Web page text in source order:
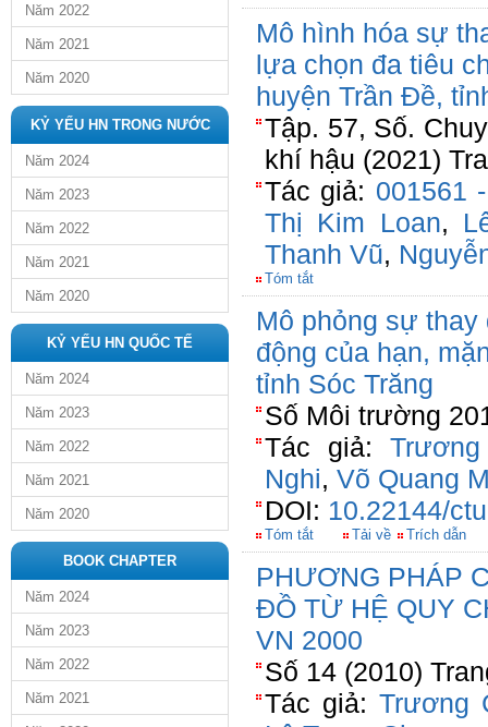
Năm 2022
Năm 2021
Năm 2020
KỶ YẾU HN TRONG NƯỚC
Năm 2024
Năm 2023
Năm 2022
Năm 2021
Năm 2020
KỶ YẾU HN QUỐC TẾ
Năm 2024
Năm 2023
Năm 2022
Năm 2021
Năm 2020
BOOK CHAPTER
Năm 2024
Năm 2023
Năm 2022
Năm 2021
Mô hình hóa sự
lựa chọn đa tiêu
huyện Trần Đề,
Tập. 57, Số.
khí hậu (2021)
Tác giả: 001561
Thị Kim Loan,
Thanh Vũ,
Tóm tắt
Mô phỏng sự
động của hạn,
tỉnh Sóc Trăng
Số Môi trường
Tác giả:
Nghi, Võ Quang
DOI: 10.22144/
Tóm tắt Tải về Trích dẫn
PHƯƠNG PHÁP
ĐỒ TỪ HỆ QUY
VN 2000
Số 14 (2010)
Tác giả: Trương